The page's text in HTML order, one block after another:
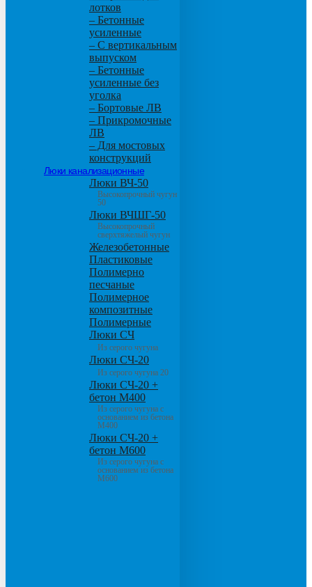
лотков
– Бетонные
усиленные
– С вертикальным
выпуском
– Бетонные
усиленные без
уголка
– Бортовые ЛВ
– Прикромочные
ЛВ
– Для мостовых
конструкций
Люки канализационные
Люки ВЧ-50
Высокопрочный чугун
50
Люки ВЧШГ-50
Высокопрочный
сверхтяжелый чугун
Железобетонные
Пластиковые
Полимерно
песчаные
Полимерное
композитные
Полимерные
Люки СЧ
Из серого чугуна
Люки СЧ-20
Из серого чугуна 20
Люки СЧ-20 +
бетон М400
Из серого чугуна с
основанием из бетона
М400
Люки СЧ-20 +
бетон М600
Из серого чугуна с
основанием из бетона
М600